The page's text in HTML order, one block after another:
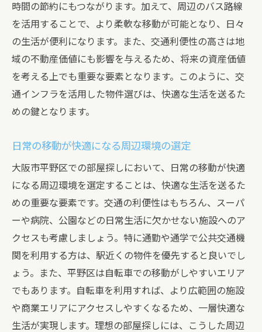
時間の節約にもつながります。加えて、周辺のバス路線
を活用することで、より柔軟な移動が可能となり、日々
の生活が便利になります。また、交通利便性の高さは地
域の不動産価値にも影響を与えるため、将来の資産価値
を考える上でも重要な要素となります。このように、交
通インフラを活用した物件選びは、快適な生活を送るた
めの鍵となります。
日常の移動が快適になる周辺環境の選定
大阪市平野区での部屋探しにおいて、日常の移動が快適
になる周辺環境を選定することは、快適な生活を送るた
めの重要な要素です。交通の利便性はもちろん、スーパ
ーや病院、公園などの日常生活に欠かせない施設へのア
クセスも考慮しましょう。特に通勤や通学で公共交通機
関を利用する方は、駅近くの物件を優先すると良いでし
ょう。また、平野区は自転車での移動がしやすいエリア
でもあります。自転車を利用すれば、より広範囲の施設
や商業エリアにアクセスしやすくなるため、一層快適な
生活が実現します。理想の部屋探しには、こうした周辺